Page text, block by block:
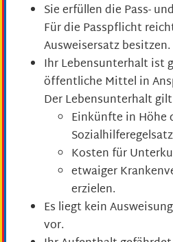
Sie erfüllen die Pass-
Für die Passpflicht
Ausweisersatz besitzen.
Ihr Lebensunterhalt ist
öffentliche Mittel in
Der Lebensunterhalt
Einkünfte in Höhe
Kosten für
etwaiger
erzielen.
Es liegt kein
vor.